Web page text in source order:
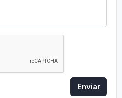
Enviar